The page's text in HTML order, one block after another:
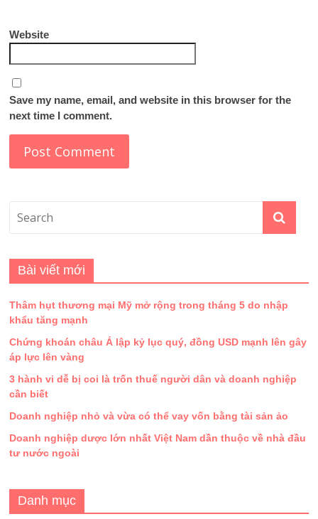
Website
Save my name, email, and website in this browser for the
next time I comment.
Bài viết mới
Thâm hụt thương mại Mỹ mở rộng trong tháng 5 do nhập
khẩu tăng mạnh
Chứng khoán châu Á lập kỷ lục quý, đồng USD mạnh lên gây
áp lực lên vàng
3 hành vi dễ bị coi là trốn thuế người dân và doanh nghiệp
cần biết
Doanh nghiệp nhỏ và vừa có thể vay vốn bằng tài sản ảo
Doanh nghiệp dược lớn nhất Việt Nam dần thuộc về nhà đầu
tư nước ngoài
Danh mục